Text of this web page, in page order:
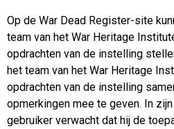
Op de War Dead Register-site
team van het War Heritage
opdrachten van de instelling
het team van het War Heritage
opdrachten van de instelling
opmerkingen mee te geven. In
gebruiker verwacht dat hij de